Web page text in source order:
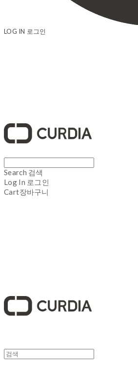
LOG IN 로그인
Search 검색
Log In 로그인
Cart장바구니